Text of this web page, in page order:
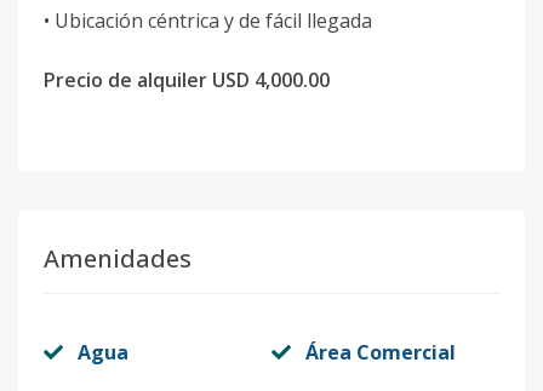
• Ubicación céntrica y de fácil llegada
Precio de alquiler USD 4,000.00
Amenidades
Agua Área Comercial